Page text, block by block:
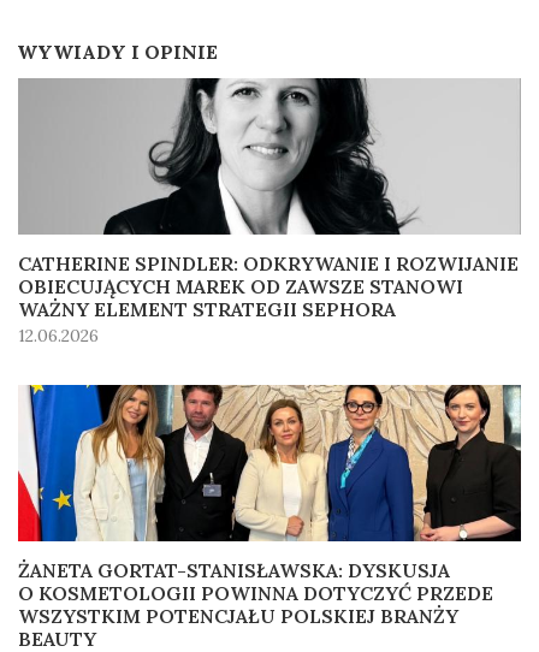
WYWIADY I OPINIE
CATHERINE SPINDLER: ODKRYWANIE I ROZWIJANIE
OBIECUJĄCYCH MAREK OD ZAWSZE STANOWI
WAŻNY ELEMENT STRATEGII SEPHORA
12.06.2026
ŻANETA GORTAT-STANISŁAWSKA: DYSKUSJA
O KOSMETOLOGII POWINNA DOTYCZYĆ PRZEDE
WSZYSTKIM POTENCJAŁU POLSKIEJ BRANŻY
BEAUTY